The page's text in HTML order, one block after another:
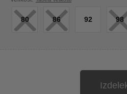
80
× 86
× 92 98